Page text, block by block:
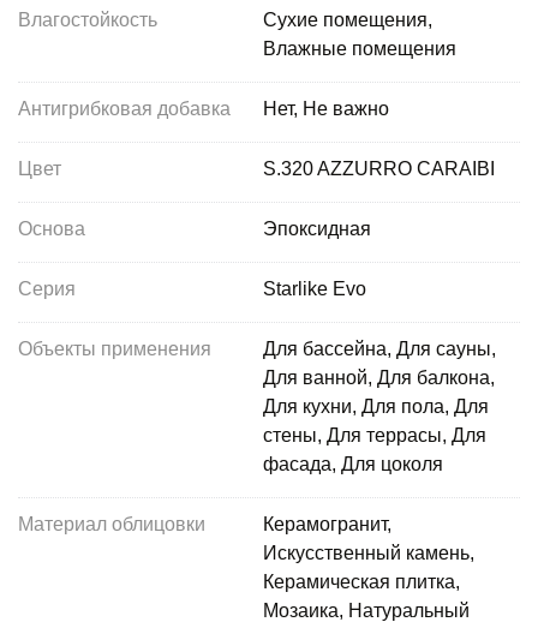
Влагостойкость
Сухие помещения,
Влажные помещения
Антигрибковая добавка Нет, Не важно
Цвет S.320 AZZURRO CARAIBI
Основа Эпоксидная
Серия Starlike Evo
Объекты применения
Для бассейна, Для сауны,
Для ванной, Для балкона,
Для кухни, Для пола, Для
стены, Для террасы, Для
фасада, Для цоколя
Материал облицовки
Керамогранит,
Искусственный камень,
Керамическая плитка,
Мозаика, Натуральный